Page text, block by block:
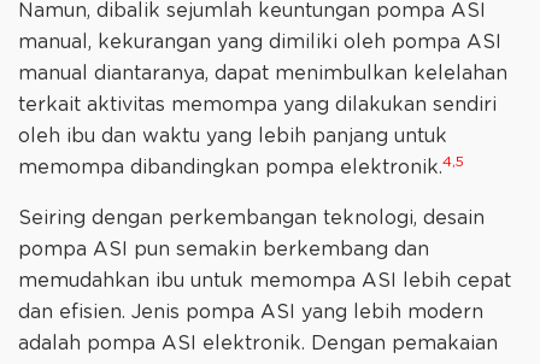
Namun, dibalik sejumlah keuntungan pompa ASI
manual, kekurangan yang dimiliki oleh pompa ASI
manual diantaranya, dapat menimbulkan kelelahan
terkait aktivitas memompa yang dilakukan sendiri
oleh ibu dan waktu yang lebih panjang untuk
memompa dibandingkan pompa elektronik.4,5
Seiring dengan perkembangan teknologi, desain
pompa ASI pun semakin berkembang dan
memudahkan ibu untuk memompa ASI lebih cepat
dan efisien. Jenis pompa ASI yang lebih modern
adalah pompa ASI elektronik. Dengan pemakaian